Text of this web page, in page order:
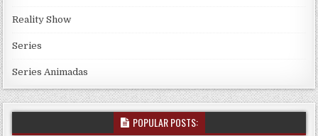
Reality Show
Series
Series Animadas
POPULAR POSTS: